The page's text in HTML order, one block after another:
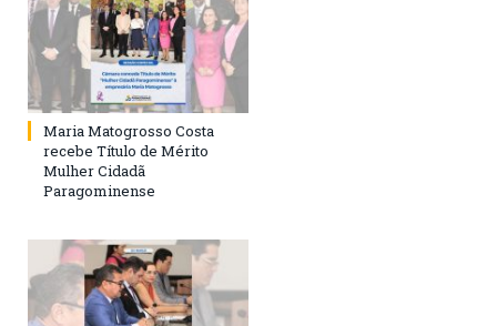
Maria Matogrosso Costa
recebe Título de Mérito
Mulher Cidadã
Paragominense